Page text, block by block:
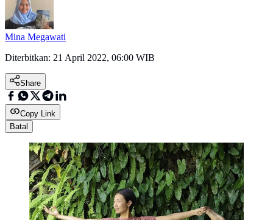
Mina Megawati
Diterbitkan: 21 April 2022, 06:00 WIB
Share
Copy Link
Batal